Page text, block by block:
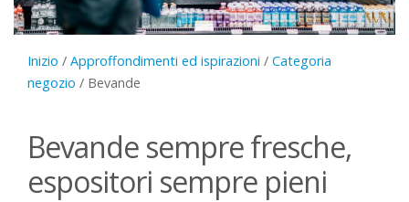
Inizio / Approffondimenti ed ispirazioni / Categoria
negozio / Bevande
Bevande sempre fresche,
espositori sempre pieni